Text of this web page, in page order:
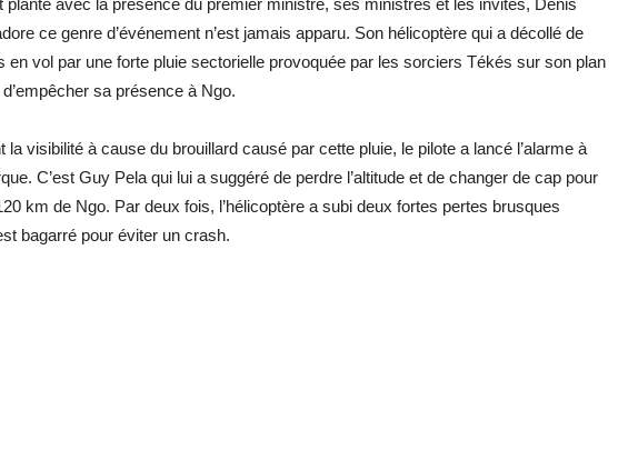
planté avec la présence du premier ministre, ses ministres et les invités, Denis
ce genre d’événement n’est jamais apparu. Son hélicoptère qui a décollé de
en vol par une forte pluie sectorielle provoquée par les sorciers Tékés sur son plan
sa présence à Ngo.
la visibilité à cause du brouillard causé par cette pluie, le pilote a lancé l’alarme à
C’est Guy Pela qui lui a suggéré de perdre l’altitude et de changer de cap pour
km de Ngo. Par deux fois, l’hélicoptère a subi deux fortes pertes brusques
bagarré pour éviter un crash.